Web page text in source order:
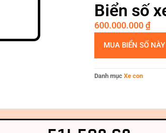
Biển số
600.000.000₫
MUA BIỂN SỐ NÀY
Danh mục Xe con